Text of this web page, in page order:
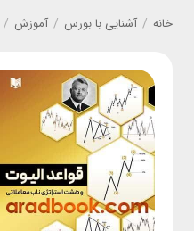
خانه / آشنایی با بورس / آموزش /